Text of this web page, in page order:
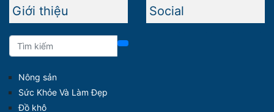
Giới thiệu
Nông sản
Sức Khỏe Và Làm Đẹp
Đồ khô
Social